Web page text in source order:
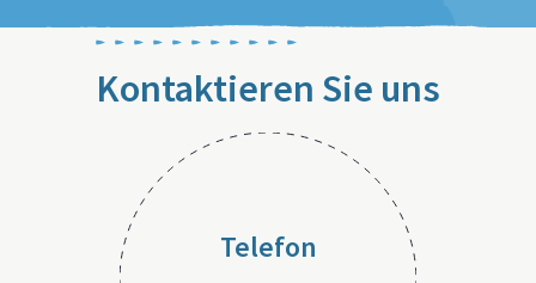
Kontaktieren Sie uns
Telefon